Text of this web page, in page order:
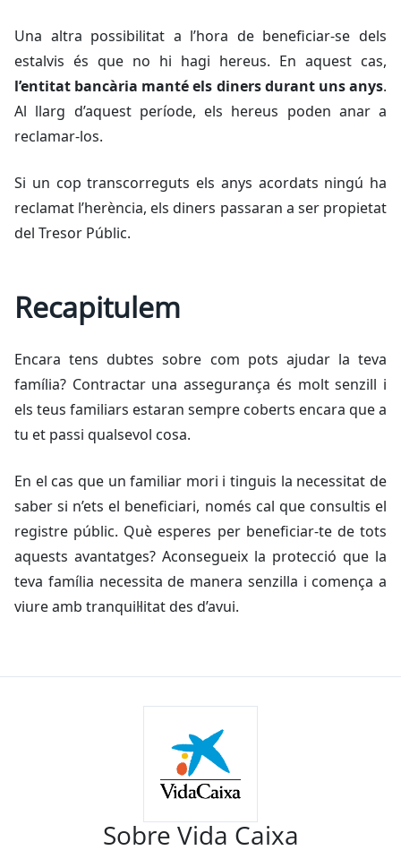
Una altra possibilitat a l’hora de beneficiar-se dels
estalvis és que no hi hagi hereus. En aquest cas,
l’entitat bancària manté els diners durant uns anys.
Al llarg d’aquest període, els hereus poden anar a
reclamar-los.
Si un cop transcorreguts els anys acordats ningú ha
reclamat l’herència, els diners passaran a ser propietat
del Tresor Públic.
Recapitulem
Encara tens dubtes sobre com pots ajudar la teva
família? Contractar una assegurança és molt senzill i
els teus familiars estaran sempre coberts encara que a
tu et passi qualsevol cosa.
En el cas que un familiar mori i tinguis la necessitat de
saber si n’ets el beneficiari, només cal que consultis el
registre públic. Què esperes per beneficiar-te de tots
aquests avantatges? Aconsegueix la protecció que la
teva família necessita de manera senzilla i comença a
viure amb tranquil·litat des d’avui.
Sobre Vida Caixa